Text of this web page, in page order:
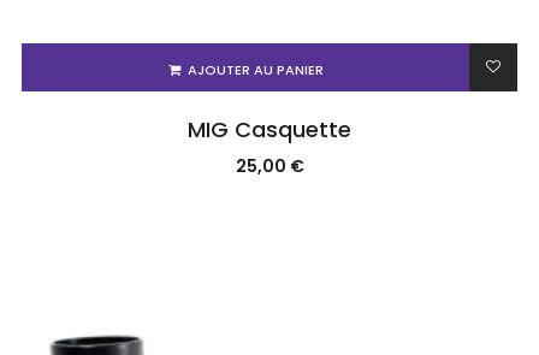
AJOUTER AU PANIER
MIG Casquette
25,00 €